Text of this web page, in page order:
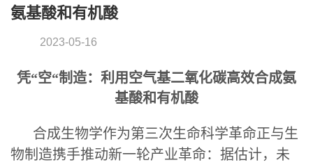
氨基酸和有机酸
2023-05-16
凭“空“制造：利用空气基二氧化碳高效合成氨
基酸和有机酸
合成生物学作为第三次生命科学革命正与生
物制造携手推动新一轮产业革命：据估计，未